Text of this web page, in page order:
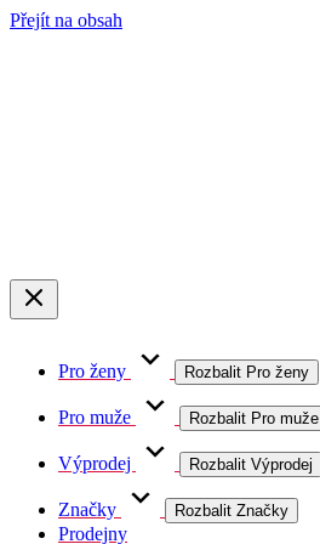
Přejít na obsah
Pro ženy Rozbalit Pro ženy
Pro muže Rozbalit Pro muže
Výprodej Rozbalit Výprodej
Značky Rozbalit Značky
Prodejny